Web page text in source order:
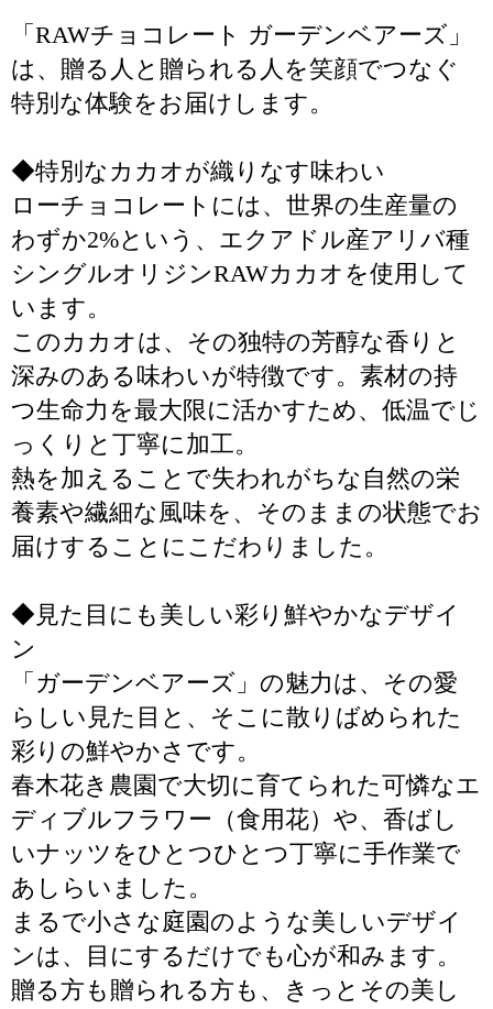
「RAWチョコレート ガーデンベアーズ」
は、贈る人と贈られる人を笑顔でつなぐ
特別な体験をお届けします。
◆特別なカカオが織りなす味わい
ローチョコレートには、世界の生産量の
わずか2%という、エクアドル産アリバ種
シングルオリジンRAWカカオを使用して
います。
このカカオは、その独特の芳醇な香りと
深みのある味わいが特徴です。素材の持
つ生命力を最大限に活かすため、低温でじ
っくりと丁寧に加工。
熱を加えることで失われがちな自然の栄
養素や繊細な風味を、そのままの状態でお
届けすることにこだわりました。
◆見た目にも美しい彩り鮮やかなデザイ
ン
「ガーデンベアーズ」の魅力は、その愛
らしい見た目と、そこに散りばめられた
彩りの鮮やかさです。
春木花き農園で大切に育てられた可憐なエ
ディブルフラワー（食用花）や、香ばし
いナッツをひとつひとつ丁寧に手作業で
あしらいました。
まるで小さな庭園のような美しいデザイ
ンは、目にするだけでも心が和みます。
贈る方も贈られる方も、きっとその美し